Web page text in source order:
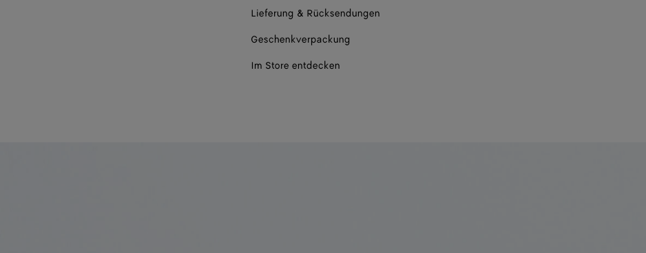
Lieferung & Rücksendungen
Geschenkverpackung
Im Store entdecken